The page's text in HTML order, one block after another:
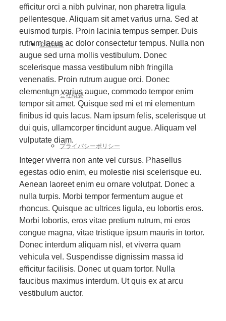
会社情報
会社概要
プライバシーポリシー
efficitur orci a nibh pulvinar, non pharetra ligula
pellentesque. Aliquam sit amet varius urna. Sed at
euismod turpis. Proin lacinia tempus semper. Duis
rutrum lacus ac dolor consectetur tempus. Nulla non
augue sed urna mollis vestibulum. Donec
scelerisque massa vestibulum nibh fringilla
venenatis. Proin rutrum augue orci. Donec
elementum varius augue, commodo tempor enim
tempor sit amet. Quisque sed mi et mi elementum
finibus id quis lacus. Nam ipsum felis, scelerisque ut
dui quis, ullamcorper tincidunt augue. Aliquam vel
vulputate diam.
Integer viverra non ante vel cursus. Phasellus
egestas odio enim, eu molestie nisi scelerisque eu.
Aenean laoreet enim eu ornare volutpat. Donec a
nulla turpis. Morbi tempor fermentum augue et
rhoncus. Quisque ac ultrices ligula, eu lobortis eros.
Morbi lobortis, eros vitae pretium rutrum, mi eros
congue magna, vitae tristique ipsum mauris in tortor.
Donec interdum aliquam nisl, et viverra quam
vehicula vel. Suspendisse dignissim massa id
efficitur facilisis. Donec ut quam tortor. Nulla
faucibus maximus interdum. Ut quis ex at arcu
vestibulum auctor.